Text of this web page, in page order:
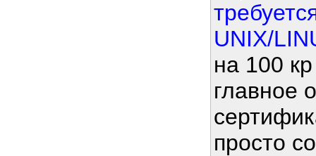
UNIX/
на 100
главное
просто